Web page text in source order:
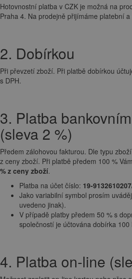
Hotovnostní platba v CZK je možná na
Praha 4. Na prodejně přijímáme platební
2. Dobírkou
Při převzetí zboží. Při platbě dobírkou
s DPH.
3. Platba
(sleva 2 %)
Předem zálohovou fakturou. Dle typu
z ceny zboží. Při platbě předem 100 %
% z ceny zboží.
Platba na účet číslo: 19-
Jako variabilní symbol prosím
uvedeno jinak).
V případě platby předem 50 % s
společností je účtována dobírka 100
4. Platba on-line